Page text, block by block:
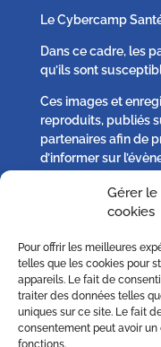
Gérer
cookies
Pour offrir les meilleures
telles que les cookies pour
appareils. Le fait de
traiter des données telles
uniques sur ce site. Le fait
consentement peut avoir
fonctions.
Le Cybercamp
Dans ce cadre, les
qu’ils sont
Ces images et
reproduits, publiés
partenaires afin de
d’informer sur
Chaque participant
– solliciter plus
– s’opposer à la
excéder le droit à
respect de sa vie
contact [@]